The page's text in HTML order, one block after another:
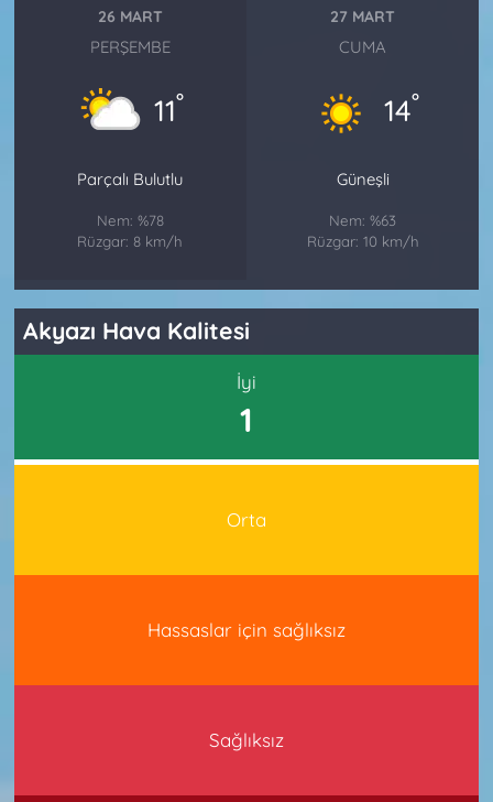
26 MART
PERŞEMBE
11°
Parçalı Bulutlu
Nem: %78
Rüzgar: 8 km/h
27 MART
CUMA
14°
Güneşli
Nem: %63
Rüzgar: 10 km/h
Akyazı Hava Kalitesi
İyi
1
Orta
Hassaslar için sağlıksız
Sağlıksız